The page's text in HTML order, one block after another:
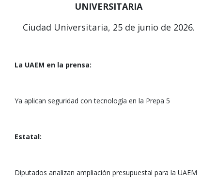
UNIVERSITARIA
Ciudad Universitaria, 25 de junio de 2026.
La UAEM en la prensa:
Ya aplican seguridad con tecnología en la Prepa 5
Estatal:
Diputados analizan ampliación presupuestal para la UAEM